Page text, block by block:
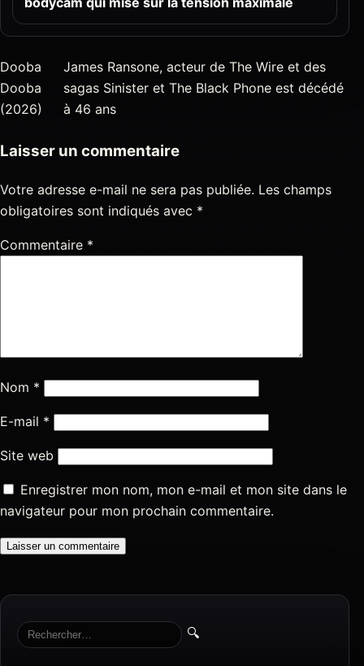
Dooba
Dooba
(2026)
James Ransone, acteur de The Wire et des
sagas Sinister et The Black Phone est décédé
à 46 ans
Laisser un commentaire
Votre adresse e-mail ne sera pas publiée. Les champs
obligatoires sont indiqués avec *
Commentaire *
Nom *
E-mail *
Site web
Enregistrer mon nom, mon e-mail et mon site dans le
navigateur pour mon prochain commentaire.
🔍